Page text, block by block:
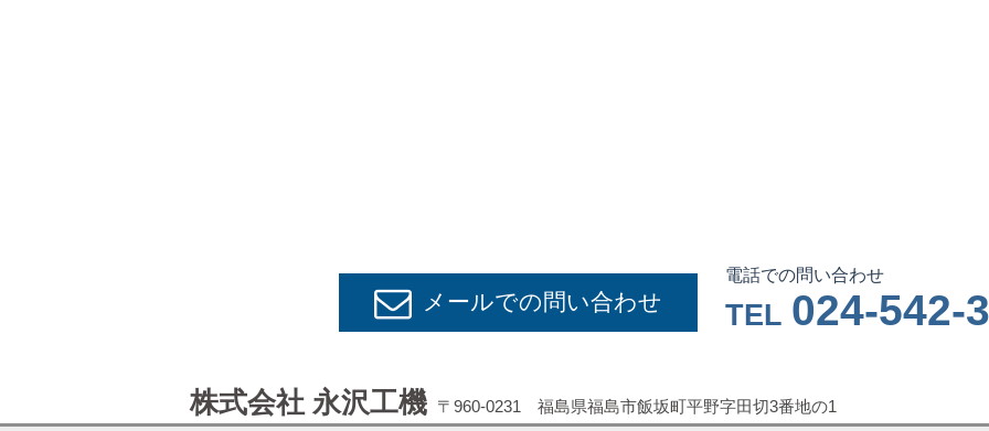
メールでの問い合わせ
電話での問い合わせ
TEL 024-542-
株式会社 永沢工機 〒960-0231 福島県福島市飯坂町平野字田切3番地の1